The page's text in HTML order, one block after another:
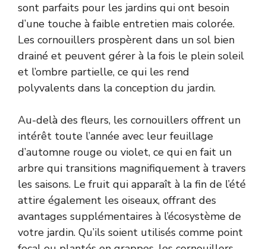
sont parfaits pour les jardins qui ont besoin
d’une touche à faible entretien mais colorée.
Les cornouillers prospèrent dans un sol bien
drainé et peuvent gérer à la fois le plein soleil
et l’ombre partielle, ce qui les rend
polyvalents dans la conception du jardin.
Au-delà des fleurs, les cornouillers offrent un
intérêt toute l’année avec leur feuillage
d’automne rouge ou violet, ce qui en fait un
arbre qui transitions magnifiquement à travers
les saisons. Le fruit qui apparaît à la fin de l’été
attire également les oiseaux, offrant des
avantages supplémentaires à l’écosystème de
votre jardin. Qu’ils soient utilisés comme point